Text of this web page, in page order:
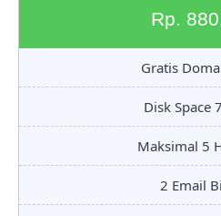
Rp.
Gratis
Disk Space
Maksimal 5
2 Email